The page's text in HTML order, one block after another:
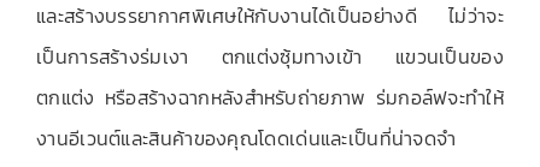
และสร้างบรรยากาศพิเศษให้กับงานได้เป็นอย่างดี ไม่ว่าจะ
เป็นการสร้างร่มเงา ตกแต่งซุ้มทางเข้า แขวนเป็นของ
ตกแต่ง หรือสร้างฉากหลังสำหรับถ่ายภาพ ร่มกอล์ฟจะทำให้
งานอีเวนต์และสินค้าของคุณโดดเด่นและเป็นที่น่าจดจำ